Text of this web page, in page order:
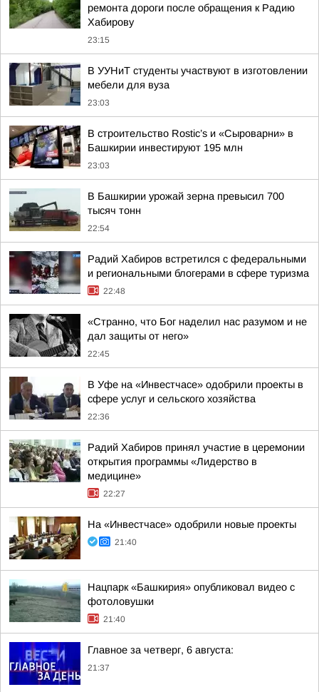
ремонта дороги после обращения к Радию
Хабирову
23:15
В УУНиТ студенты участвуют в изготовлении
мебели для вуза
23:03
В строительство Rostic’s и «Сыроварни» в
Башкирии инвестируют 195 млн
23:03
В Башкирии урожай зерна превысил 700
тысяч тонн
22:54
Радий Хабиров встретился с федеральными
и региональными блогерами в сфере туризма
22:48
«Странно, что Бог наделил нас разумом и не
дал защиты от него»
22:45
В Уфе на «Инвестчасе» одобрили проекты в
сфере услуг и сельского хозяйства
22:36
Радий Хабиров принял участие в церемонии
открытия программы «Лидерство в
медицине»
22:27
На «Инвестчасе» одобрили новые проекты
21:40
Нацпарк «Башкирия» опубликовал видео с
фотоловушки
21:40
Главное за четверг, 6 августа:
21:37